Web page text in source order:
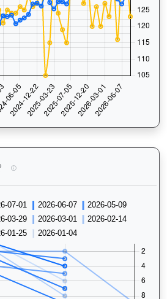
愛馬善（H155）— 過往走位記錄圖